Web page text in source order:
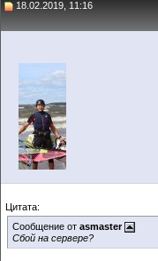
18.02.2019, 11:16
Цитата:
Сообщение от asmaster
Сбой на сервере?